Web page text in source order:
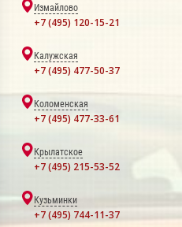
Измайлово
+7 (495) 120-15-21
Калужская
+7 (495) 477-50-37
Коломенская
+7 (495) 477-33-61
Крылатское
+7 (495) 215-53-52
Кузьминки
+7 (495) 744-11-37